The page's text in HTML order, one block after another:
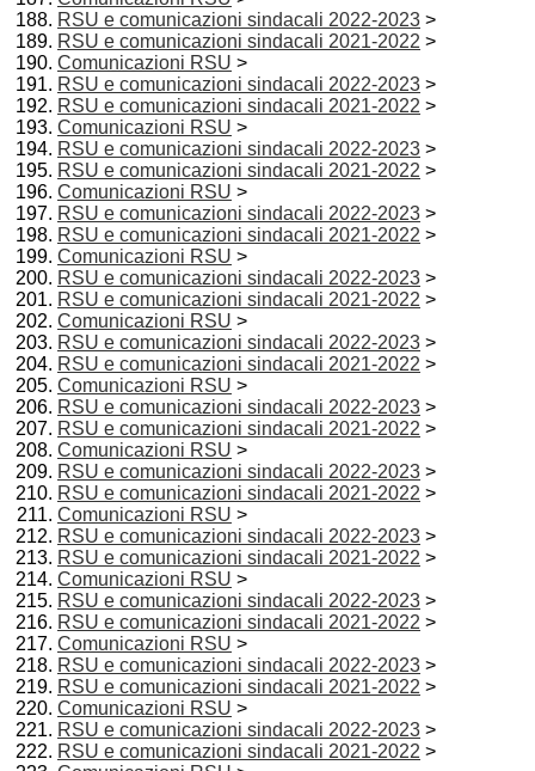
RSU e comunicazioni sindacali 2022-2023 >
RSU e comunicazioni sindacali 2021-2022 >
Comunicazioni RSU >
RSU e comunicazioni sindacali 2022-2023 >
RSU e comunicazioni sindacali 2021-2022 >
Comunicazioni RSU >
RSU e comunicazioni sindacali 2022-2023 >
RSU e comunicazioni sindacali 2021-2022 >
Comunicazioni RSU >
RSU e comunicazioni sindacali 2022-2023 >
RSU e comunicazioni sindacali 2021-2022 >
Comunicazioni RSU >
RSU e comunicazioni sindacali 2022-2023 >
RSU e comunicazioni sindacali 2021-2022 >
Comunicazioni RSU >
RSU e comunicazioni sindacali 2022-2023 >
RSU e comunicazioni sindacali 2021-2022 >
Comunicazioni RSU >
RSU e comunicazioni sindacali 2022-2023 >
RSU e comunicazioni sindacali 2021-2022 >
Comunicazioni RSU >
RSU e comunicazioni sindacali 2022-2023 >
RSU e comunicazioni sindacali 2021-2022 >
Comunicazioni RSU >
RSU e comunicazioni sindacali 2022-2023 >
RSU e comunicazioni sindacali 2021-2022 >
Comunicazioni RSU >
RSU e comunicazioni sindacali 2022-2023 >
RSU e comunicazioni sindacali 2021-2022 >
Comunicazioni RSU >
RSU e comunicazioni sindacali 2022-2023 >
RSU e comunicazioni sindacali 2021-2022 >
Comunicazioni RSU >
RSU e comunicazioni sindacali 2022-2023 >
RSU e comunicazioni sindacali 2021-2022 >